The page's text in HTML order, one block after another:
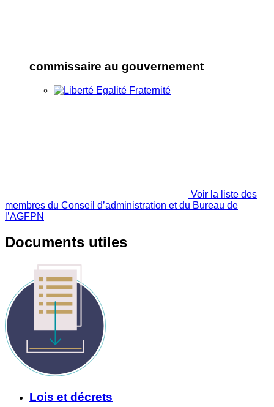
commissaire au gouvernement
Voir la liste des
membres du Conseil d’administration et du Bureau de
l’AGFPN
Documents utiles
Lois et décrets